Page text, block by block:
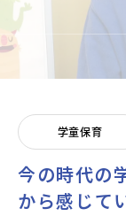
英会話（未就学児）
生徒・保護者の
スタッフ紹介
アクセス
学童保育
今の時代の
から感じて